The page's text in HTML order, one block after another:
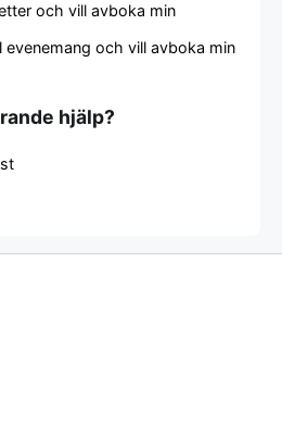
och vill avboka min
evenemang och vill avboka min
hjälp?